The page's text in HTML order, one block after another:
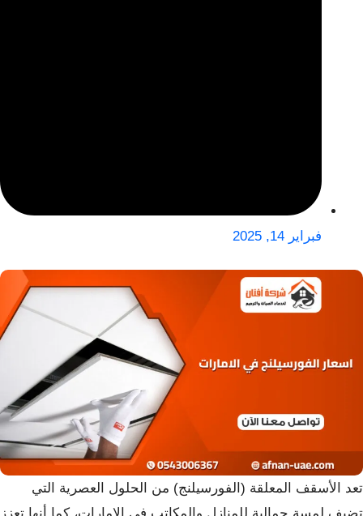
فبراير 14, 2025
تعد الأسقف المعلقة (الفورسيلنج) من الحلول العصرية التي